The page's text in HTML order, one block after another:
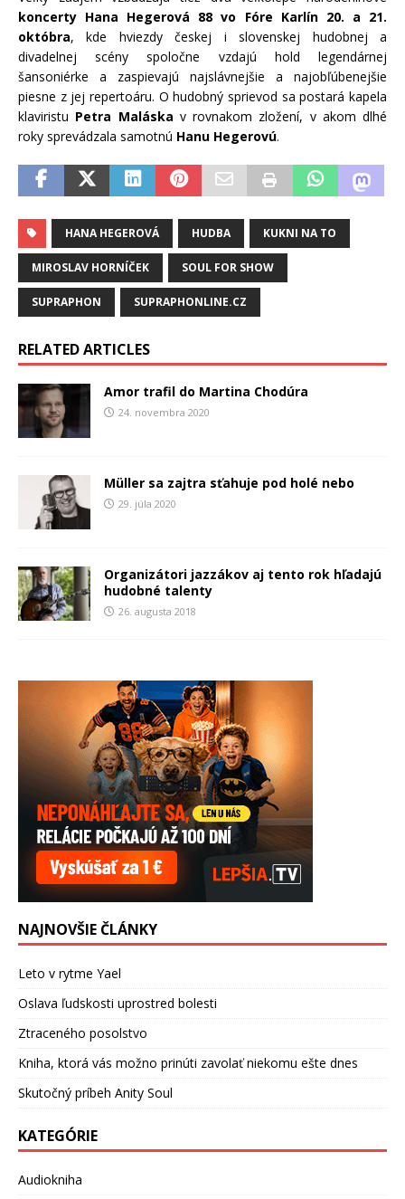
koncerty Hana Hegerová 88 vo Fóre Karlín 20. a 21.
októbra, kde hviezdy českej i slovenskej hudobnej a
divadelnej scény spoločne vzdajú hold legendárnej
šansoniérke a zaspievajú najslávnejšie a najobľúbenejšie
piesne z jej repertoáru. O hudobný sprievod sa postará kapela
klaviristu Petra Maláska v rovnakom zložení, v akom dlhé
roky sprevádzala samotnú Hanu Hegerovú.
HANA HEGEROVÁ HUDBA KUKNI NA TO
MIROSLAV HORNÍČEK SOUL FOR SHOW
SUPRAPHON SUPRAPHONLINE.CZ
RELATED ARTICLES
Amor trafil do Martina Chodúra
24. novembra 2020
Müller sa zajtra sťahuje pod holé nebo
29. júla 2020
Organizátori jazzákov aj tento rok hľadajú
hudobné talenty
26. augusta 2018
NAJNOVŠIE ČLÁNKY
Leto v rytme Yael
Oslava ľudskosti uprostred bolesti
Ztraceného posolstvo
Kniha, ktorá vás možno prinúti zavolať niekomu ešte dnes
Skutočný príbeh Anity Soul
KATEGÓRIE
Audiokniha